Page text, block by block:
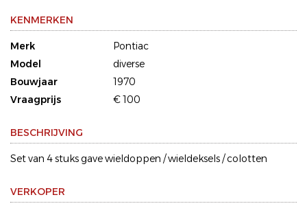
KENMERKEN
Merk
Pontiac
Model
diverse
Bouwjaar
1970
Vraagprijs
€ 100
BESCHRIJVING
Set van 4 stuks gave wieldoppen / wieldeksels / colotten
VERKOPER